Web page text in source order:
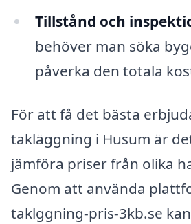
Tillstånd och
behöver man söka
påverka den totala
För att få det bästa
takläggning i Husum är
jämföra priser från olika
Genom att använda
taklggning-pris-3kb.se